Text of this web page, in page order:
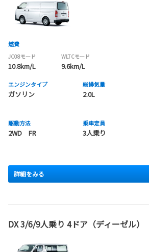
燃費
JC08モード
10.8km/L
WLTCモード
9.6km/L
エンジンタイプ
ガソリン
総排気量
2.0L
駆動方法
2WD FR
乗車定員
3人乗り
詳細をみる
DX 3/6/9人乗り 4ドア（ディーゼル）